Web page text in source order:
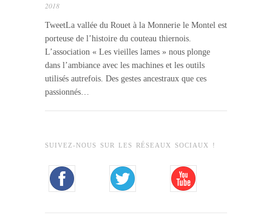
2018
TweetLa vallée du Rouet à la Monnerie le Montel est
porteuse de l’histoire du couteau thiernois.
L’association « Les vieilles lames » nous plonge
dans l’ambiance avec les machines et les outils
utilisés autrefois. Des gestes ancestraux que ces
passionnés…
SUIVEZ-NOUS SUR LES RÉSEAUX SOCIAUX !